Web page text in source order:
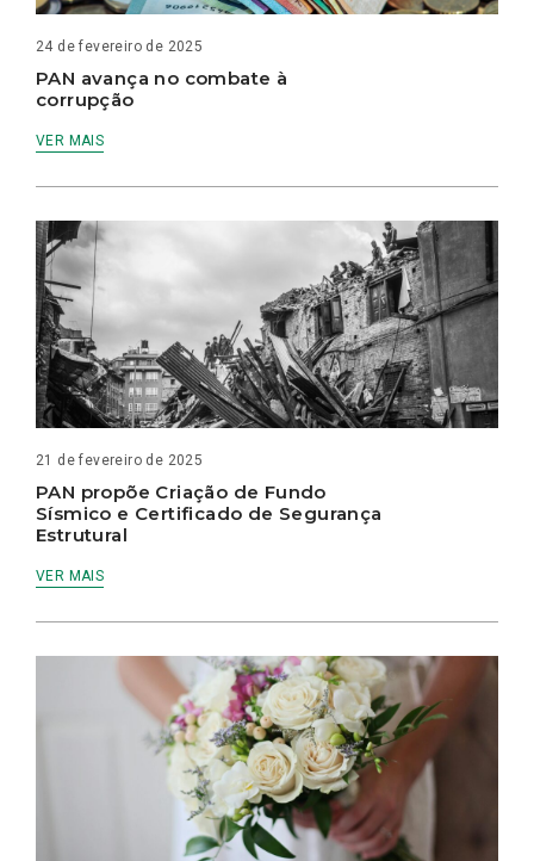
24 de fevereiro de 2025
PAN avança no combate à
corrupção
VER MAIS
21 de fevereiro de 2025
PAN propõe Criação de Fundo
Sísmico e Certificado de Segurança
Estrutural
VER MAIS